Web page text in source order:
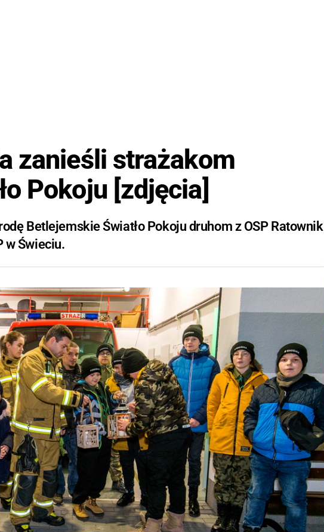
zanieśli strażakom
Pokoju [zdjęcia]
Betlejemskie Światło Pokoju druhom z OSP Ratownik
w Świeciu.